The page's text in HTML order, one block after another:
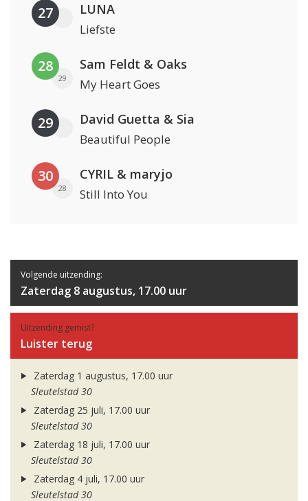
27 LUNA
Liefste
28
29
Sam Feldt & Oaks
My Heart Goes
29 David Guetta & Sia
Beautiful People
30
28
CYRIL & maryjo
Still Into You
Volgende uitzending:
Zaterdag 8 augustus, 17.00 uur
Uitzending gemist?
Luister terug
Zaterdag 1 augustus, 17.00 uur
Sleutelstad 30
Zaterdag 25 juli, 17.00 uur
Sleutelstad 30
Zaterdag 18 juli, 17.00 uur
Sleutelstad 30
Zaterdag 4 juli, 17.00 uur
Sleutelstad 30